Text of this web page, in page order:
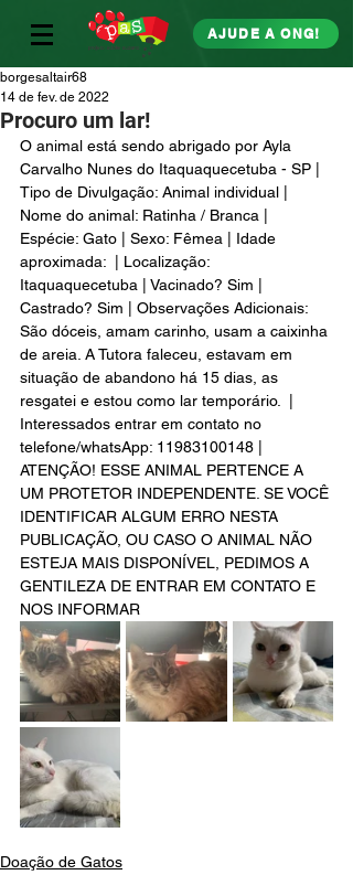
AJUDE A ONG!
Procuro um lar!
borgesaltair68
14 de fev. de 2022
O animal está sendo abrigado por Ayla
Carvalho Nunes do Itaquaquecetuba - SP |
Tipo de Divulgação: Animal individual |
Nome do animal: Ratinha / Branca |
Espécie: Gato | Sexo: Fêmea | Idade
aproximada:  | Localização:
Itaquaquecetuba | Vacinado? Sim |
Castrado? Sim | Observações Adicionais:
São dóceis, amam carinho, usam a caixinha
de areia. A Tutora faleceu, estavam em
situação de abandono há 15 dias, as
resgatei e estou como lar temporário.  |
Interessados entrar em contato no
telefone/whatsApp: 11983100148 |
ATENÇÃO! ESSE ANIMAL PERTENCE A
UM PROTETOR INDEPENDENTE. SE VOCÊ
IDENTIFICAR ALGUM ERRO NESTA
PUBLICAÇÃO, OU CASO O ANIMAL NÃO
ESTEJA MAIS DISPONÍVEL, PEDIMOS A
GENTILEZA DE ENTRAR EM CONTATO E
NOS INFORMAR
Doação de Gatos